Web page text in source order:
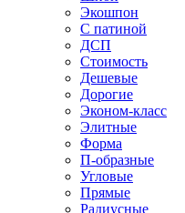
Экошпон
С патиной
ДСП
Стоимость
Дешевые
Дорогие
Эконом-класс
Элитные
Форма
П-образные
Угловые
Прямые
Радиусные